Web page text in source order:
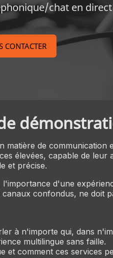
chat en direct
CONTACTER
de communication
élevées, capable de leur
et précise.
d'une
confondus, ne doit
à n'importe qui, dans
multilingue sans faille.
et comment ces services